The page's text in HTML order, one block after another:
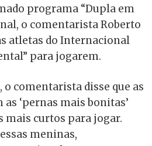
programa “Dupla em
o comentarista Roberto
atletas do Internacional
para jogarem.
comentarista disse que as
‘pernas mais bonitas’
mais curtos para jogar.
meninas,